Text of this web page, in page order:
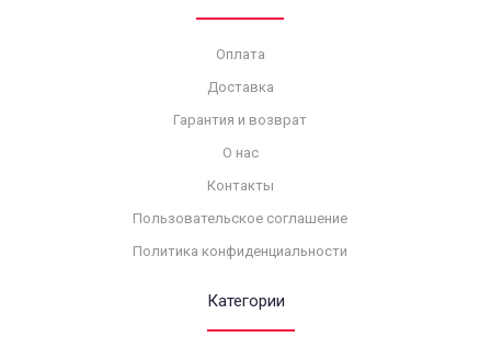
Оплата
Доставка
Гарантия и возврат
О нас
Контакты
Пользовательское соглашение
Политика конфиденциальности
Категории